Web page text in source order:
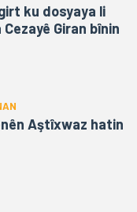
ku dosyaya li
Giran bînin
Aştîxwaz hatin